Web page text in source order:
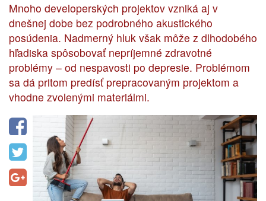
Mnoho developerských projektov vzniká aj v
dnešnej dobe bez podrobného akustického
posúdenia. Nadmerný hluk však môže z dlhodobého
hľadiska spôsobovať nepríjemné zdravotné
problémy – od nespavosti po depresie. Problémom
sa dá pritom predísť prepracovaným projektom a
vhodne zvolenými materiálmi.